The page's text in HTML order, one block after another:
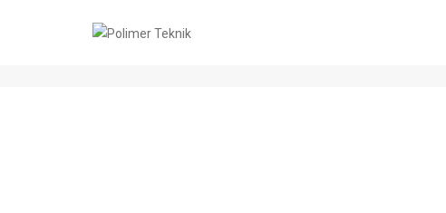
Justified gallery